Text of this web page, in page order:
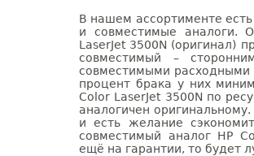
В нашем ассортименте
и совместимые аналоги.
LaserJet 3500N (оригинал)
совместимый –
совместимыми расходными
процент брака у них
Color LaserJet 3500N по
аналогичен
и есть желание
совместимый аналог HP
ещё на гарантии, то будет